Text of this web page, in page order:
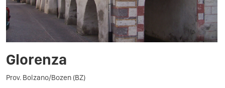
Glorenza
Prov. Bolzano/Bozen (BZ)